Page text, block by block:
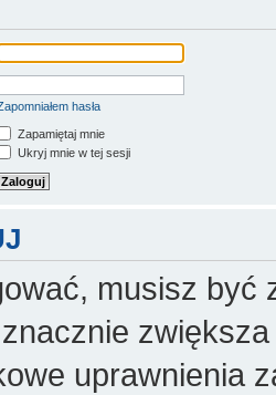
hasła
Zapamiętaj mnie
Ukryj mnie w tej sesji
musisz być
uprawnienia